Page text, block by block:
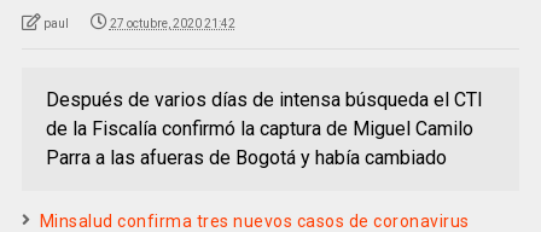
paul 27 octubre, 2020 21:42
Después de varios días de intensa búsqueda el CTI
de la Fiscalía confirmó la captura de Miguel Camilo
Parra a las afueras de Bogotá y había cambiado
Minsalud confirma tres nuevos casos de coronavirus